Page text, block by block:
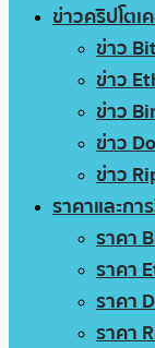
ข่าวคริปโตเ
ข่าว
ข่าว
ข่าว
ข่าว
ข่าว
ราคาและกา
ราคา
ราคา
ราคา
ราคา